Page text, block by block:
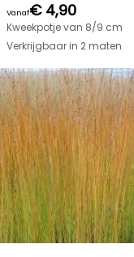
Vanaf€ 4,90
Kweekpotje van 8/9 cm
Verkrijgbaar in 2 maten